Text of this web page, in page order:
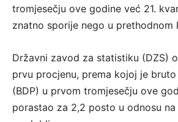
tromjesečju ove godine već 21.
znatno sporije nego u prethodnom
Državni zavod za statistiku (DZS)
prvu procjenu, prema kojoj je
(BDP) u prvom tromjesečju ove
porastao za 2,2 posto u odnosu